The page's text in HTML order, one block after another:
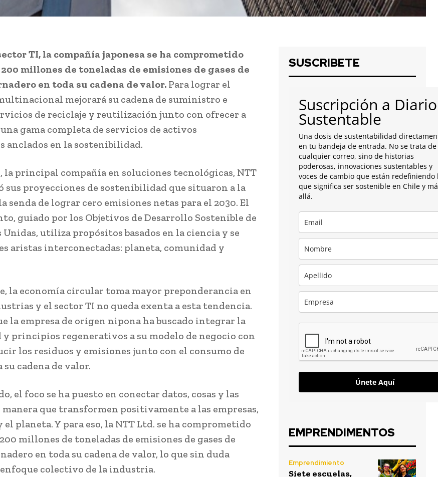
TI, la compañía japonesa se ha comprometido
millones de toneladas de emisiones de gases de
en toda su cadena de valor. Para lograr el
mejorará su cadena de suministro e
de reciclaje y reutilización junto con ofrecer a
gama completa de servicios de activos
anclados en la sostenibilidad.
la principal compañía en soluciones tecnológicas, NTT
sus proyecciones de sostenibilidad que situaron a la
senda de lograr cero emisiones netas para el 2030. El
guiado por los Objetivos de Desarrollo Sostenible de
Unidas, utiliza propósitos basados en la ciencia y se
aristas interconectadas: planeta, comunidad y
la economía circular toma mayor preponderancia en
y el sector TI no queda exenta a esta tendencia.
la empresa de origen nipona ha buscado integrar la
principios regenerativos a su modelo de negocio con
los residuos y emisiones junto con el consumo de
su cadena de valor.
el foco se ha puesto en conectar datos, cosas y las
manera que transformen positivamente a las empresas,
el planeta. Y para eso, la NTT Ltd. se ha comprometido
millones de toneladas de emisiones de gases de
en toda su cadena de valor, lo que sin duda
colectivo de la industria.
SUSCRIBETE
Suscripción a Diario
Sustentable
Una dosis de sustentabilidad
en tu bandeja de entrada. No se trata de
cualquier correo, sino de historias
poderosas, innovaciones sustentables y
voces de cambio que están redefiniendo
que significa ser sostenible en Chile y
allá.
Únete Aquí
EMPRENDIMENTOS
Emprendimiento
Siete escuelas,